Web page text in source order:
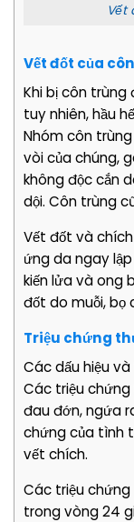
Vết
Vết đốt của
Khi bị côn trùng
tuy nhiên, hầu
Nhóm côn
vòi của chúng,
không độc cắn
dội. Côn trùng
Vết đốt và
ứng da ngay
kiến lửa và ong
đốt do muỗi, bọ
Triệu chứng
Các dấu hiệu
Các triệu
đau đớn, ngứa
chứng của tình
vết chích.
Các triệu chứng
trong vòng 24